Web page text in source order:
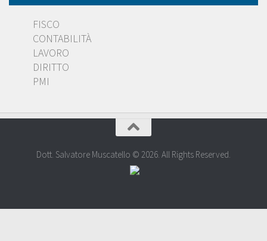
FISCO
CONTABILITÀ
LAVORO
DIRITTO
PMI
Dott. Salvatore Muscatello © 2026. All Rights Reserved.